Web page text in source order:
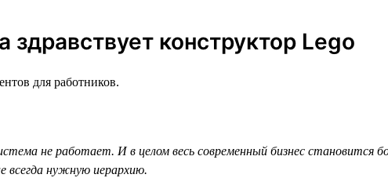
конструктор Lego
для работников.
не работает. И в целом весь современный бизнес становится
нужную иерархию.